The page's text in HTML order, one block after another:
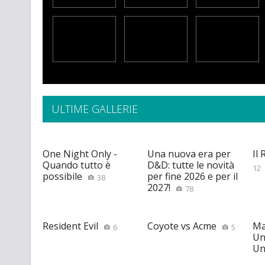
ULTIME GALLERIE
One Night Only -
Quando tutto è
possibile
38
Una nuova era per
D&D: tutte le novità
per fine 2026 e per il
2027!
78
Il
12
Resident Evil 6 Coyote vs Acme 5